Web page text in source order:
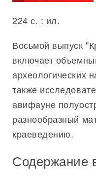
224 с. : ил.
Восьмой выпуск
включает
археологических
также
авифауне
разнообразный
краеведению.
Содержание